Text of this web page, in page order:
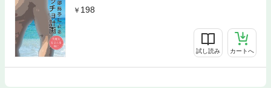
198
試し読み カートへ